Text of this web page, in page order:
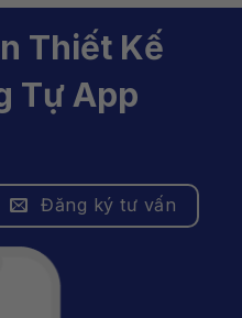
Thiết Kế
Tự App
Đăng ký tư vấn